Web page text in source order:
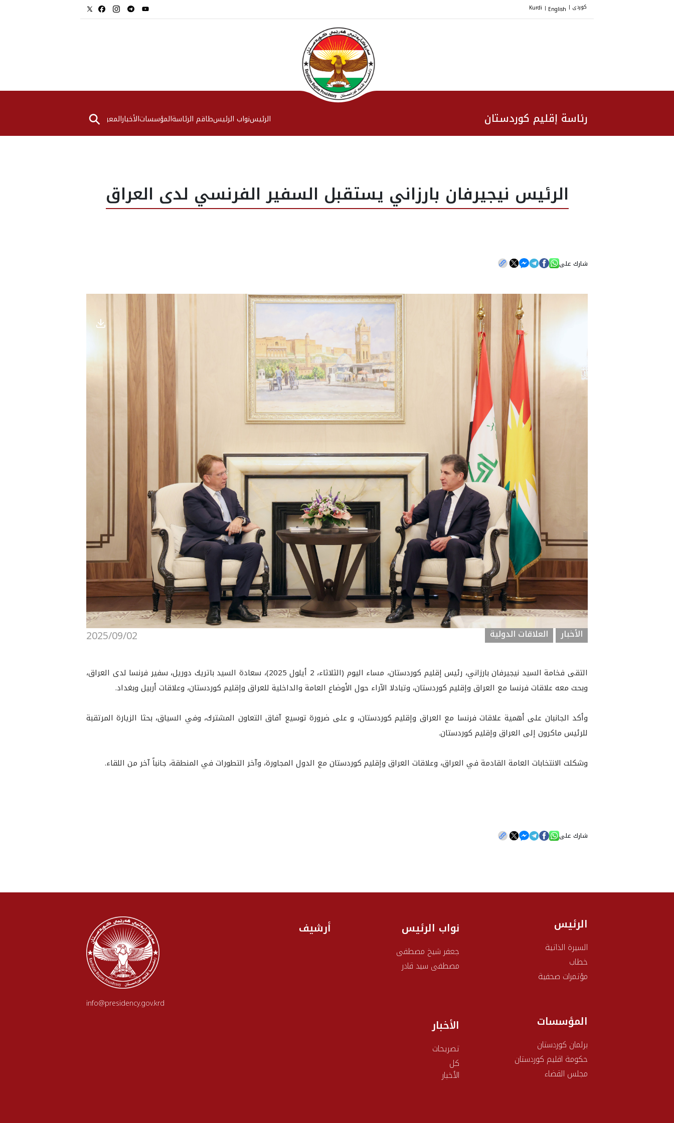
کوردی |
English
|
Kurdi
رئاسة إقليم كوردستان الرئیسنواب الرئيسطاقم الرئاسةالمؤسساتالأخبارالمعرض⚲
الرئيس نيجيرفان بارزاني يستقبل السفير الفرنسي لدى العراق
شارك على
2025/09/02 الأخبار العلاقات الدولية
التقى فخامة السيد نيجيرفان بارزاني، رئيس إقليم كوردستان، مساء اليوم (الثلاثاء، 2 أيلول 2025)، سعادة السيد باتريك دوريل، سفير فرنسا لدى العراق،
وبحث معه علاقات فرنسا مع العراق وإقليم كوردستان، وتبادلا الآراء حول الأوضاع العامة والداخلية للعراق وإقليم كوردستان، وعلاقات أربيل وبغداد.
وأكد الجانبان على أهمية علاقات فرنسا مع العراق وإقليم كوردستان، و على ضرورة توسيع آفاق التعاون المشترك، وفي السياق، بحثا الزيارة المرتقبة
للرئيس ماكرون إلى العراق وإقليم كوردستان.
وشكلت الانتخابات العامة القادمة في العراق، وعلاقات العراق وإقليم كوردستان مع الدول المجاورة، وآخر التطورات في المنطقة، جانباً آخر من اللقاء.
شارك على
الرئيس
السيرة الذاتية
خطاب
مؤتمرات صحفية
المؤسسات
برلمان كوردستان
حکومة اقليم كوردستان
مجلس القضاء
نواب الرئيس
جعفر شيخ مصطفى
مصطفى سيد قادر
الأخبار
تصريحات
كل
الأخبار
أرشيف
info@presidency.gov.krd